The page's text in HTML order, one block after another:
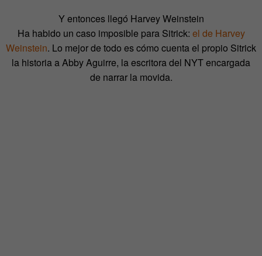
Y entonces llegó Harvey Weinstein
Ha habido un caso imposible para Sitrick: el de Harvey
Weinstein. Lo mejor de todo es cómo cuenta el propio Sitrick
la historia a Abby Aguirre, la escritora del NYT encargada
de narrar la movida.